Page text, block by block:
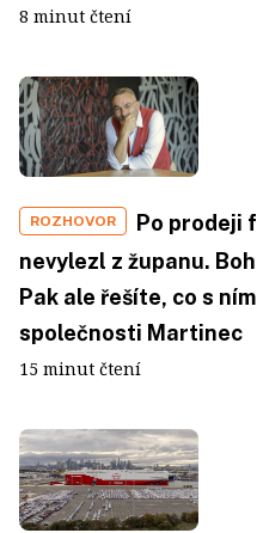
8 minut čtení
ROZHOVOR
Po prodeji
nevylezl z županu.
Pak ale řešíte, co s
společnosti Martinec
15 minut čtení